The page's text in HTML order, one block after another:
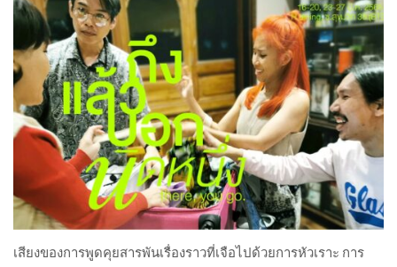
เสียงของการพูดคุยสารพันเรื่องราวที่เจือไปด้วยการหัวเราะ การ